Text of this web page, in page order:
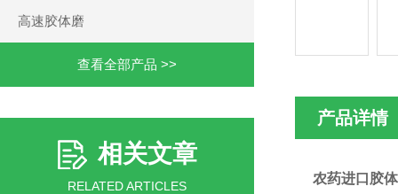
高速胶体磨
查看全部产品 >>
相关文章
RELATED ARTICLES
产品详情
农药进口胶